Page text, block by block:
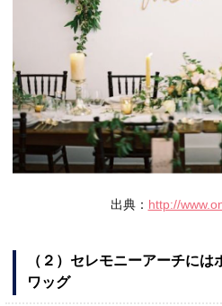
出典： http://
（２）セレモニーアーチに
ワッグ